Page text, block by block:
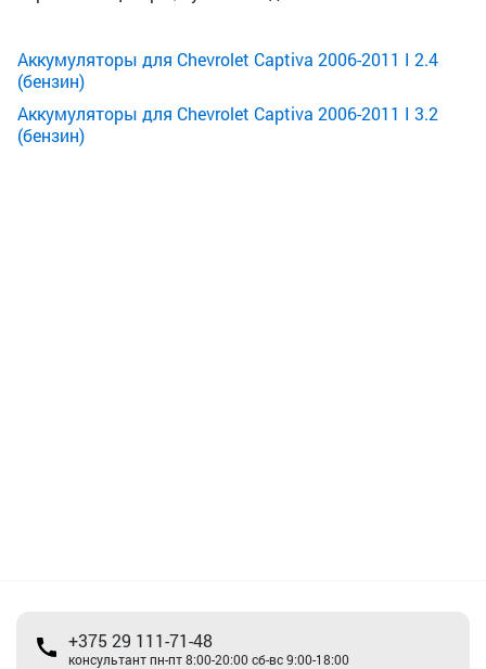
Аккумуляторы для Chevrolet Captiva 2006-2011 I 2.4
(бензин)
Аккумуляторы для Chevrolet Captiva 2006-2011 I 3.2
(бензин)
+375 29 111-71-48
консультант пн-пт 8:00-20:00 сб-вс 9:00-18:00